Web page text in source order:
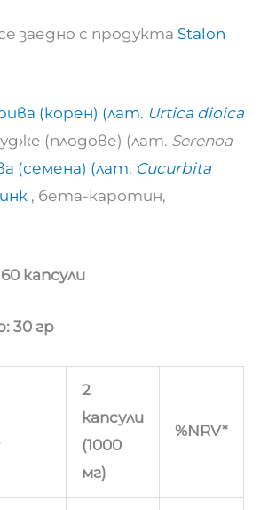
заедно с продукта Stalon
(корен) (лат. Urtica dioica
(плодове) (лат. Serenoa
(семена) (лат. Cucurbita
, бета-каротин,
капсули
30 гр
2
капсули
(1000
мг)
%NRV*